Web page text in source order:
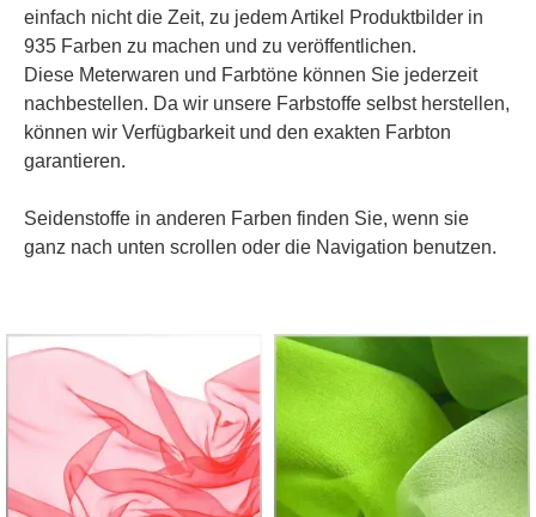
einfach nicht die Zeit, zu jedem Artikel Produktbilder in
935 Farben zu machen und zu veröffentlichen.
Diese Meterwaren und Farbtöne können Sie jederzeit
nachbestellen. Da wir unsere Farbstoffe selbst herstellen,
können wir Verfügbarkeit und den exakten Farbton
garantieren.
Seidenstoffe in anderen Farben finden Sie, wenn sie
ganz nach unten scrollen oder die Navigation benutzen.